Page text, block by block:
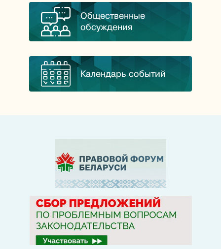
Общественные
обсуждения
Календарь событий